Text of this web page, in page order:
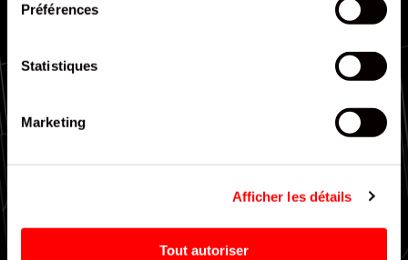
Préférences
Statistiques
Marketing
Afficher les détails
Tout autoriser
EN SAVOIR PLUS